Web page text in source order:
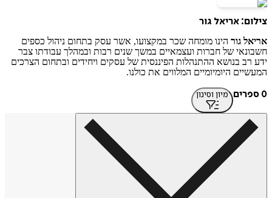
צילום: אריאל גור
אריאל גור הינו מומחה שכר במקצועו, אשר עסק בתחום ניהול כספים
חשבונאי של חברות ועצמאיים במשך שנים רבות ובמהלך עבודתו צבר
ידע רב בנושא ההתנהלות הפיננסית של עסקים ויחידים ובתחום הצרכים
המעשיים היומיומיים המלווים את כולנו.
0 ספרים מיון וסינון